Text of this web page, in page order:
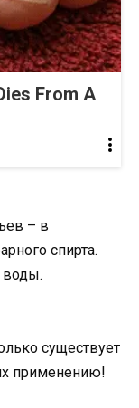
From A
– в
спирта.
воды.
существует
применению!